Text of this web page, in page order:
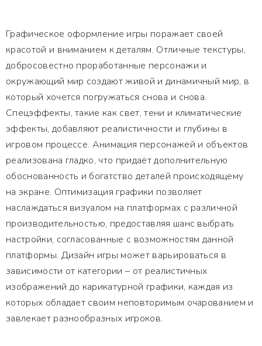
Графическое оформление игры поражает своей
красотой и вниманием к деталям. Отличные текстуры,
добросовестно проработанные персонажи и
окружающий мир создают живой и динамичный мир, в
который хочется погружаться снова и снова.
Спецэффекты, такие как свет, тени и климатические
эффекты, добавляют реалистичности и глубины в
игровом процессе. Анимация персонажей и объектов
реализована гладко, что придаёт дополнительную
обоснованность и богатство деталей происходящему
на экране. Оптимизация графики позволяет
наслаждаться визуалом на платформах с различной
производительностью, предоставляя шанс выбрать
настройки, согласованные с возможностям данной
платформы. Дизайн игры может варьироваться в
зависимости от категории – от реалистичных
изображений до карикатурной графики, каждая из
которых обладает своим неповторимым очарованием и
завлекает разнообразных игроков.